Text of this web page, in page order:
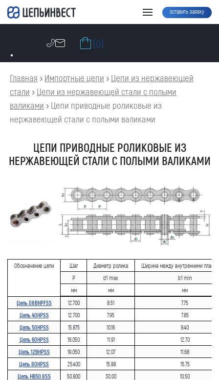
оставить заявку
(0)
Главная › Импортные цепи › Цепи из нержавеющей
стали › Цепи из нержавеющей стали с полыми
валиками › Цепи приводные роликовые из
нержавеющей стали с полыми валиками
ЦЕПИ ПРИВОДНЫЕ РОЛИКОВЫЕ ИЗ
НЕРЖАВЕЮЩЕЙ СТАЛИ С ПОЛЫМИ ВАЛИКАМИ
Обозначение цепи Шаг Диаметр ролика
Ширина между внутренними
P
d1 max
b1 min
мм
мм
мм
Цепь 08BHPFSS
12.700 8.51
7.75
Цепь 40HPSS
12.700 7.95
7.85
Цепь 50HPSS
15.875 10.16
9.40
Цепь 60HPSS
19.050 11.91
12.70
Цепь 12BHPSS
19.050 12.07
11.68
Цепь 80HPSS
25.400 15.88
15.75
Цепь HB50.8SS
50.800 30.00 10.50